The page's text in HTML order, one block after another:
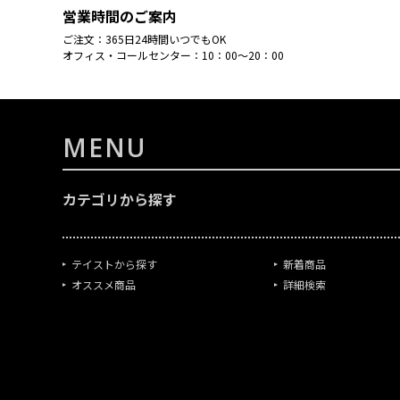
営業時間のご案内
ご注文：365日24時間いつでもOK
オフィス・コールセンター：10：00～20：00
MENU
カテゴリから探す
テイストから探す
オススメ商品
新着商品
詳細検索